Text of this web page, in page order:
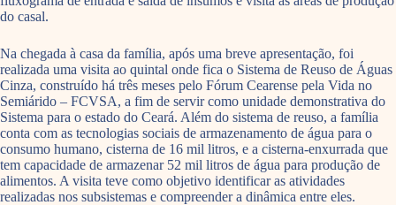
do casal.
Na chegada à casa da família, após uma breve apresentação, foi
realizada uma visita ao quintal onde fica o Sistema de Reuso de Águas
Cinza, construído há três meses pelo Fórum Cearense pela Vida no
Semiárido – FCVSA, a fim de servir como unidade demonstrativa do
Sistema para o estado do Ceará. Além do sistema de reuso, a família
conta com as tecnologias sociais de armazenamento de água para o
consumo humano, cisterna de 16 mil litros, e a cisterna-enxurrada que
tem capacidade de armazenar 52 mil litros de água para produção de
alimentos. A visita teve como objetivo identificar as atividades
realizadas nos subsistemas e compreender a dinâmica entre eles.